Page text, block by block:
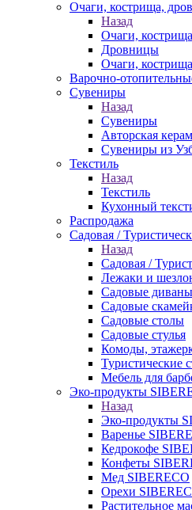
Очаги, кострища,
Назад
Очаги,
Дровницы
Очаги, кострища
Варочно-
Сувениры
Назад
Сувениры
Авторская
Сувениры из
Текстиль
Назад
Текстиль
Кухонный
Распродажа
Садовая /
Назад
Садовая /
Лежаки и
Садовые
Садовые
Садовые столы
Садовые стулья
Комоды,
Туристические
Мебель для
Эко-продукты
Назад
Эко-продукты
Варенье
Кедрокофе
Конфеты
Мед SIBERECO
Орехи
Растительное